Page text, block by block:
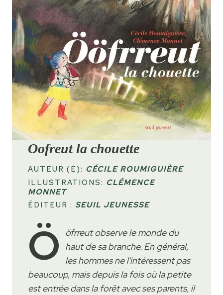
Oofreut la chouette
AUTEUR (E): CÉCILE ROUMIGUIÈRE
ILLUSTRATIONS: CLÉMENCE
MONNET
ÉDITEUR : SEUIL JEUNESSE
Ö
öfrreut observe le monde du
haut de sa branche. En général,
les hommes ne l'intéressent pas
beaucoup, mais depuis la fois où la petite
est entrée dans la forêt avec ses parents, il